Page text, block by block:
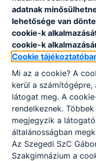
Megosztás
KAPCSOLÓDÓ
adatnak
lehetősége van
cookie-k
cookie-k
Cookie
Mi az a cookie? A
kerül a
látogat meg. A
rendelkeznek.
megjegyzik a
általánosságban
Az Szegedi SzC
Szakgimnázium a